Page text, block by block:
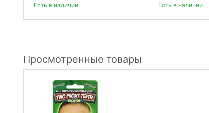
Есть в наличии Есть в наличии
Просмотренные товары